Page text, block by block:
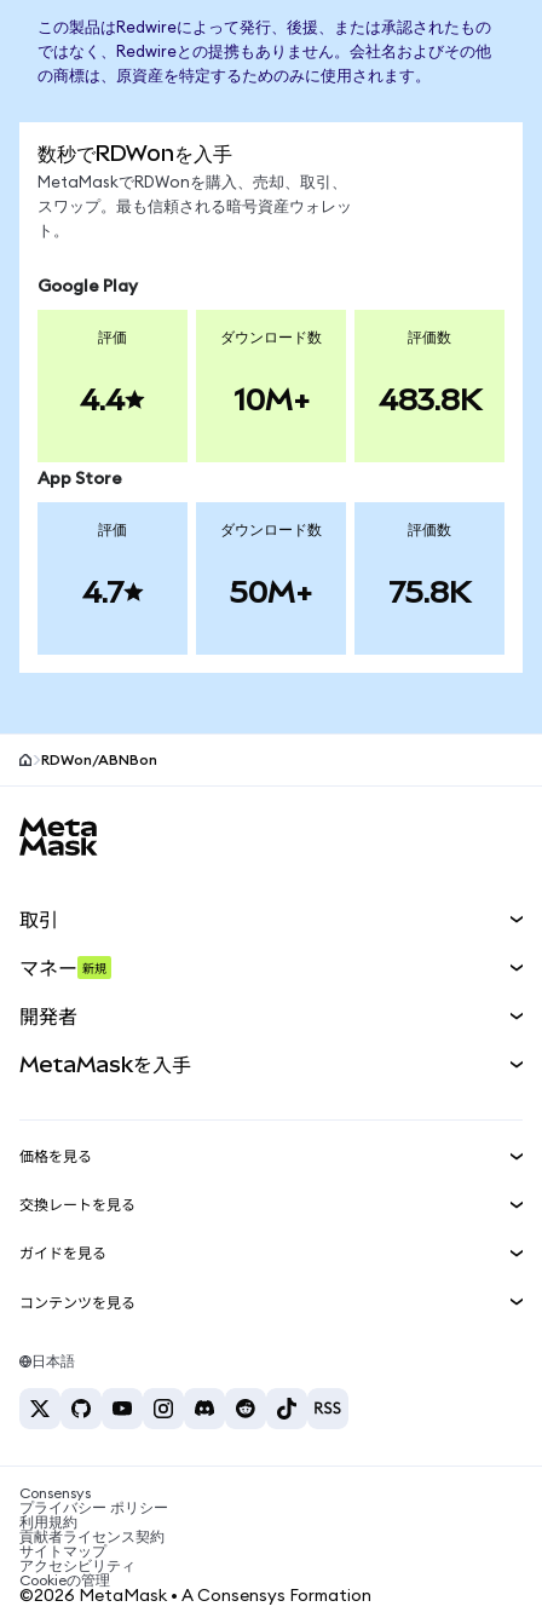
この製品はRedwireによって発行、後援、または承認されたもの
ではなく、Redwireとの提携もありません。会社名およびその他
の商標は、原資産を特定するためのみに使用されます。
数秒でRDWonを入手
MetaMaskでRDWonを購入、売却、取引、
スワップ。最も信頼される暗号資産ウォレッ
ト。
Google Play
評価
4.4
ダウンロード数
10M+
評価数
483.8K
App Store
評価
4.7
ダウンロード数
50M+
評価数
75.8K
RDWon/ABNBon
取引
パーペチュアル
RWA
マネー 新規
開発者
MetaMask Connect
Snaps
Web3サービス
MetaMaskを入手
セキュリティ
サポート
キャリア
お問い合わせ
価格を見る
イーサリアムの価格
Solanaの価格
Tetherの価格
交換レートを見る
ETH→USD
USDT→INR
BTC→INR
ETH→USDT
ガイドを見る
ETHの購入
USDTの購入
SHIBの購入
BNBの購入
コンテンツを見る
Solanaウォレット
税制関連ニュース
暗号資産の購入方法は？
ビットコインを売るには？
日本語
Consensys
プライバシー ポリシー
利用規約
貢献者ライセンス契約
サイトマップ
アクセシビリティ
Cookieの管理
©2026 MetaMask • A Consensys Formation